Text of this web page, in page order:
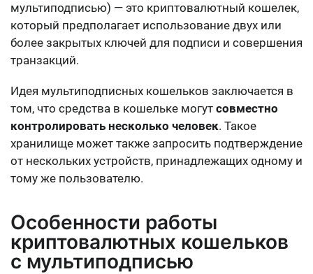
мультиподписью) — это криптовалютный кошелек,
который предполагает использование двух или
более закрытых ключей для подписи и совершения
транзакций.
Идея мультиподписных кошельков заключается в
том, что средства в кошельке могут совместно
контролировать несколько человек. Такое
хранилище может также запросить подтверждение
от нескольких устройств, принадлежащих одному и
тому же пользователю.
Особенности работы
криптовалютных кошельков
с мультиподписью